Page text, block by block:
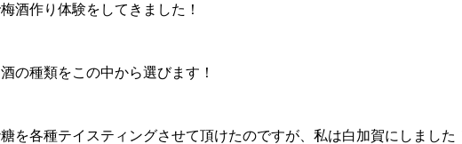
酒作り体験をしてきました！
の種類をこの中から選びます！
を各種テイスティングさせて頂けたのですが、私は白加賀にしました